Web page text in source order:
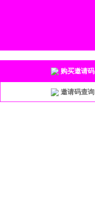
购买邀请码
邀请码查询